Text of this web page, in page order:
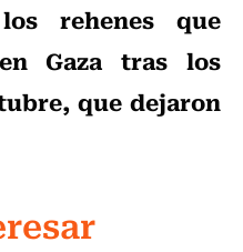
rehenes que
Gaza tras los
que dejaron